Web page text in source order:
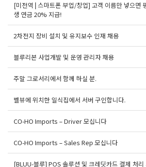
[미전역 | 스마트폰 부업/창업] 고객 이름만 넣으면
생 연금 20% 지급!
2차전지 장비 설치 및 유지보수 인재 채용
블루리본 사업개발 및 운영 관리자 채용
주말 그로서리에서 함께 하실 분.
벨뷰에 위치한 일식집에서 서버 구인합니다.
CO-HO Imports – Driver 모십니다
CO-HO Imports – Sales Rep 모십니다
[BLUU-블루] POS 솔루션 및 크레딧카드 결제 처리